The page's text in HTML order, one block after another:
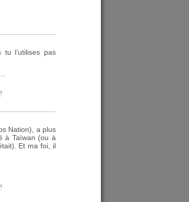
l’utilises pas
Nation), a plus
à Taïwan (ou à
Et ma foi, il